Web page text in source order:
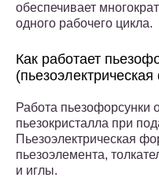
обеспечивает
одного рабочего цикла.
Как работает
Работа пьезофорсунки
пьезокристалла при
Пьезоэлектрическая
пьезоэлемента,
и иглы.